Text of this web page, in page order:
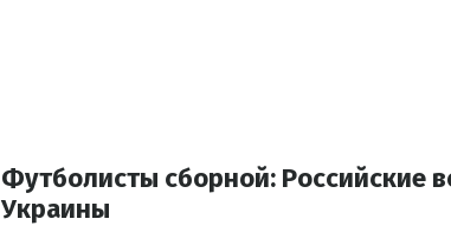
Футболисты сборной: Российские
Украины